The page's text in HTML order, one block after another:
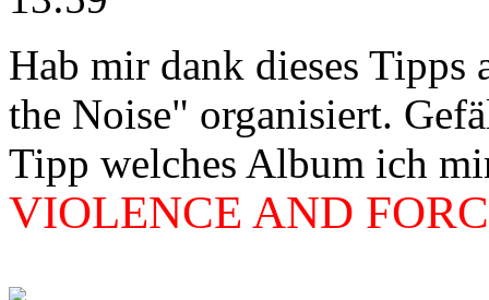
Hab mir dank dieses
the Noise" organisiert.
Tipp welches Album ich
VIOLENCE AND